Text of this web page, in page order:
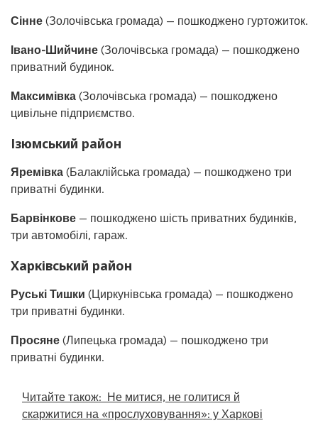
Сінне (Золочівська громада) — пошкоджено гуртожиток.
Івано-Шийчине (Золочівська громада) — пошкоджено
приватний будинок.
Максимівка (Золочівська громада) — пошкоджено
цивільне підприємство.
Ізюмський район
Яремівка (Балаклійська громада) — пошкоджено три
приватні будинки.
Барвінкове — пошкоджено шість приватних будинків,
три автомобілі, гараж.
Харківський район
Руські Тишки (Циркунівська громада) — пошкоджено
три приватні будинки.
Просяне (Липецька громада) — пошкоджено три
приватні будинки.
Читайте також: Не митися, не голитися й
скаржитися на «прослуховування»: у Харкові